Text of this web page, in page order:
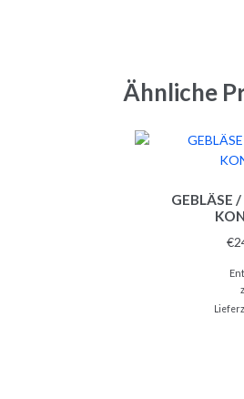
Ähnliche
GEBLÄSE
€